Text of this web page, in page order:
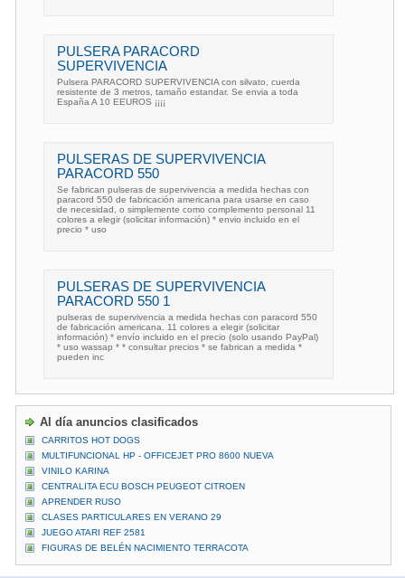
PULSERA PARACORD
SUPERVIVENCIA
Pulsera PARACORD SUPERVIVENCIA con silvato, cuerda
resistente de 3 metros, tamaño estandar. Se envia a toda
España A 10 EEUROS ¡¡¡¡
PULSERAS DE SUPERVIVENCIA
PARACORD 550
Se fabrican pulseras de supervivencia a medida hechas con
paracord 550 de fabricación americana para usarse en caso
de necesidad, o simplemente como complemento personal 11
colores a elegir (solicitar información) * envio incluido en el
precio * uso
PULSERAS DE SUPERVIVENCIA
PARACORD 550 1
pulseras de supervivencia a medida hechas con paracord 550
de fabricación americana. 11 colores a elegir (solicitar
información) * envío incluido en el precio (solo usando PayPal)
* uso wassap * * consultar precios * se fabrican a medida *
pueden inc
Al día anuncios clasificados
CARRITOS HOT DOGS
MULTIFUNCIONAL HP - OFFICEJET PRO 8600 NUEVA
VINILO KARINA
CENTRALITA ECU BOSCH PEUGEOT CITROEN
APRENDER RUSO
CLASES PARTICULARES EN VERANO 29
JUEGO ATARI REF 2581
FIGURAS DE BELÉN NACIMIENTO TERRACOTA